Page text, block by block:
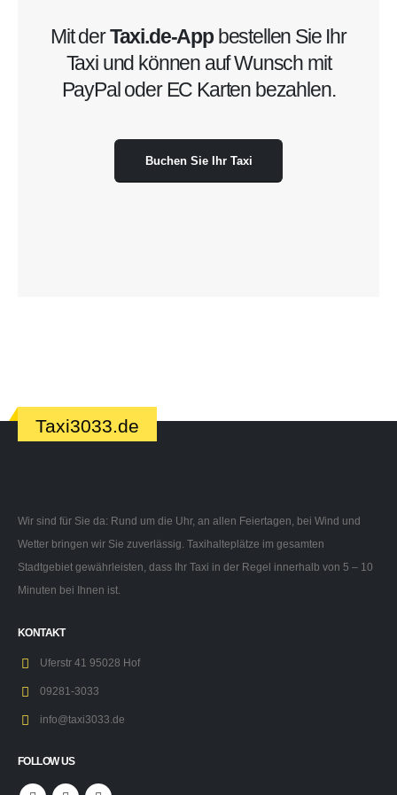
Mit derTaxi.de-Appbestellen Sie Ihr
Taxi und können auf Wunsch mit
PayPal oder EC Karten bezahlen.
Buchen Sie Ihr Taxi
Taxi3033.de
Wir sind für Sie da: Rund um die Uhr, an allen Feiertagen, bei Wind und
Wetter bringen wir Sie zuverlässig. Taxihalteplätze im gesamten
Stadtgebiet gewährleisten, dass Ihr Taxi in der Regel innerhalb von 5 – 10
Minuten bei Ihnen ist.
KONTAKT
Uferstr 41 95028 Hof
09281-3033
info@taxi3033.de
FOLLOW US